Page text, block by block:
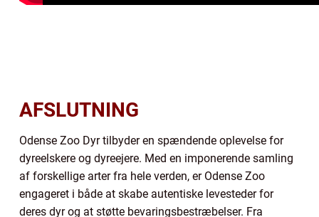
AFSLUTNING
Odense Zoo Dyr tilbyder en spændende oplevelse for
dyreelskere og dyreejere. Med en imponerende samling
af forskellige arter fra hele verden, er Odense Zoo
engageret i både at skabe autentiske levesteder for
deres dyr og at støtte bevaringsbestræbelser. Fra